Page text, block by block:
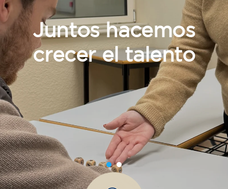
Juntos hacemos
crecer el talento